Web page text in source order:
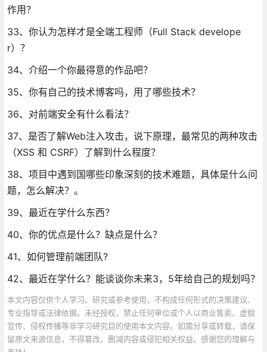
作用？
33、你认为怎样才是全端工程师（Full Stack develope
r）？
34、介绍一个你最得意的作品吧？
35、你有自己的技术博客吗，用了哪些技术？
36、对前端安全有什么看法？
37、是否了解Web注入攻击，说下原理，最常见的两种攻击
（XSS 和 CSRF）了解到什么程度？
38、项目中遇到国哪些印象深刻的技术难题，具体是什么问
题，怎么解决？。
39、最近在学什么东西？
40、你的优点是什么？缺点是什么？
41、如何管理前端团队?
42、最近在学什么？能谈谈你未来3，5年给自己的规划吗？
本文内容仅供个人学习、研究或参考使用，不构成任何形式的决策建议、
专业指导或法律依据。未经授权，禁止任何单位或个人以商业售卖、虚假
宣传、侵权传播等非学习研究目的使用本文内容。如需分享或转载，请保
留原文来源信息，不得篡改、删减内容或侵犯相关权益。感谢您的理解与